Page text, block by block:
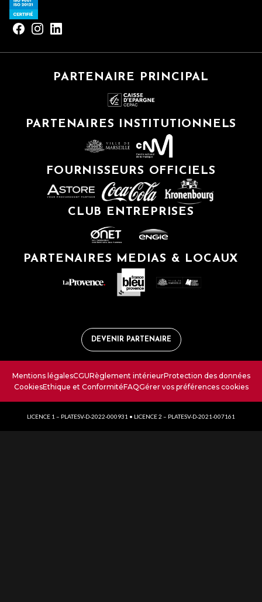
PARTENAIRE PRINCIPAL
PARTENAIRES INSTITUTIONNELS
FOURNISSEURS OFFICIELS
CLUB ENTREPRISES
PARTENAIRES MEDIAS & LOCAUX
DEVENIR PARTENAIRE
Mentions légalesCGURèglement intérieurProtection des données
CookiesEthique et ConformitéFAQGérer vos préférences cookies
LICENCE 1 – PLATESV-D-2022-000931 • LICENCE 2 – PLATESV-D-2021-007161